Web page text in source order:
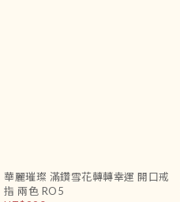
華麗璀璨 滿鑽雪花轉轉幸運 開口戒
指 兩色 RO5